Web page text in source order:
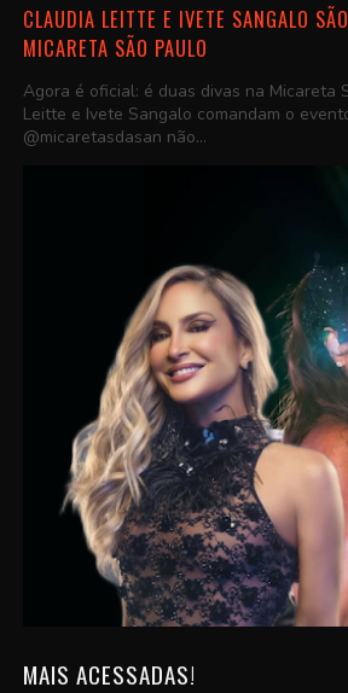
CLAUDIA LEITTE E IVETE SANGALO
MICARETA SÃO PAULO
Agora é oficial: é duas divas na Micareta
Leitte e Ivete Sangalo comandam o
@micaretasdasan não...
MAIS ACESSADAS!